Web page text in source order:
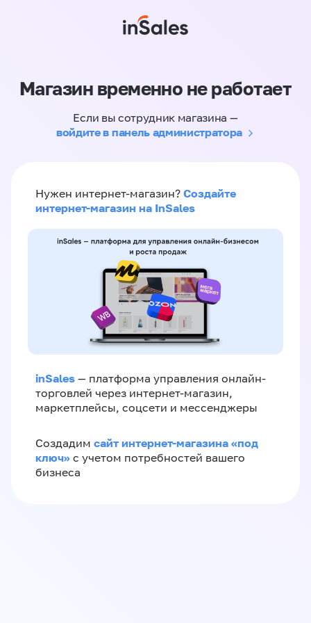
Магазин временно не работает
Если вы сотрудник магазина —
войдите в панель администратора
Нужен интернет-магазин? Создайте
интернет-магазин на InSales
inSales — платформа управления онлайн-
торговлей через интернет-магазин,
маркетплейсы, соцсети и мессенджеры
Создадим сайт интернет-магазина «под
ключ» с учетом потребностей вашего
бизнеса